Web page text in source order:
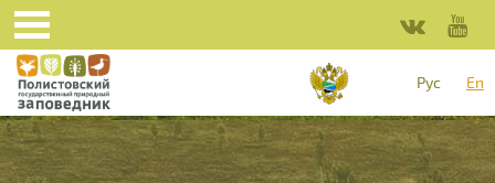
Skip to main content
Рус
En